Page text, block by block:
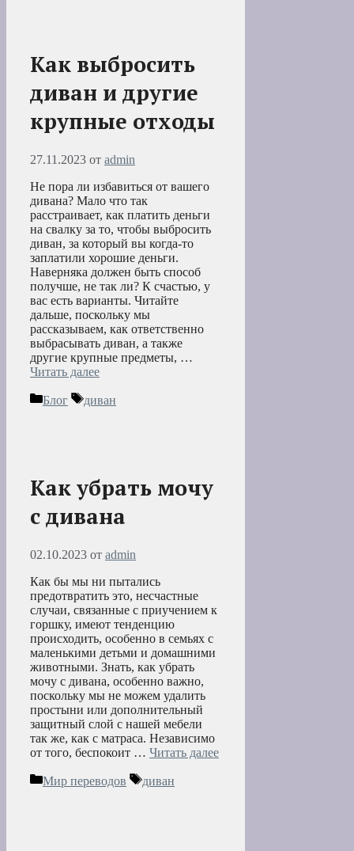
Как выбросить
диван и другие
крупные отходы
27.11.2023 от admin
Не пора ли избавиться от вашего
дивана? Мало что так
расстраивает, как платить деньги
на свалку за то, чтобы выбросить
диван, за который вы когда-то
заплатили хорошие деньги.
Наверняка должен быть способ
получше, не так ли? К счастью, у
вас есть варианты. Читайте
дальше, поскольку мы
рассказываем, как ответственно
выбрасывать диван, а также
другие крупные предметы, …
Читать далее
Рубрики
Блог Метки
диван
Как убрать мочу
с дивана
02.10.2023 от admin
Как бы мы ни пытались
предотвратить это, несчастные
случаи, связанные с приучением к
горшку, имеют тенденцию
происходить, особенно в семьях с
маленькими детьми и домашними
животными. Знать, как убрать
мочу с дивана, особенно важно,
поскольку мы не можем удалить
простыни или дополнительный
защитный слой с нашей мебели
так же, как с матраса. Независимо
от того, беспокоит … Читать далее
Рубрики
Мир переводов Метки
диван